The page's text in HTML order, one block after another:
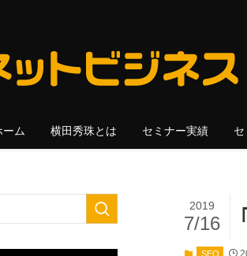
ーム 横田秀珠とは セミナー実績
2019
7/16
SEO